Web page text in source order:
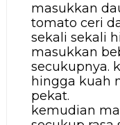
masukkan
tomato ceri
sekali sekali
masukkan
secukupnya.
hingga kuah
pekat.
kemudian